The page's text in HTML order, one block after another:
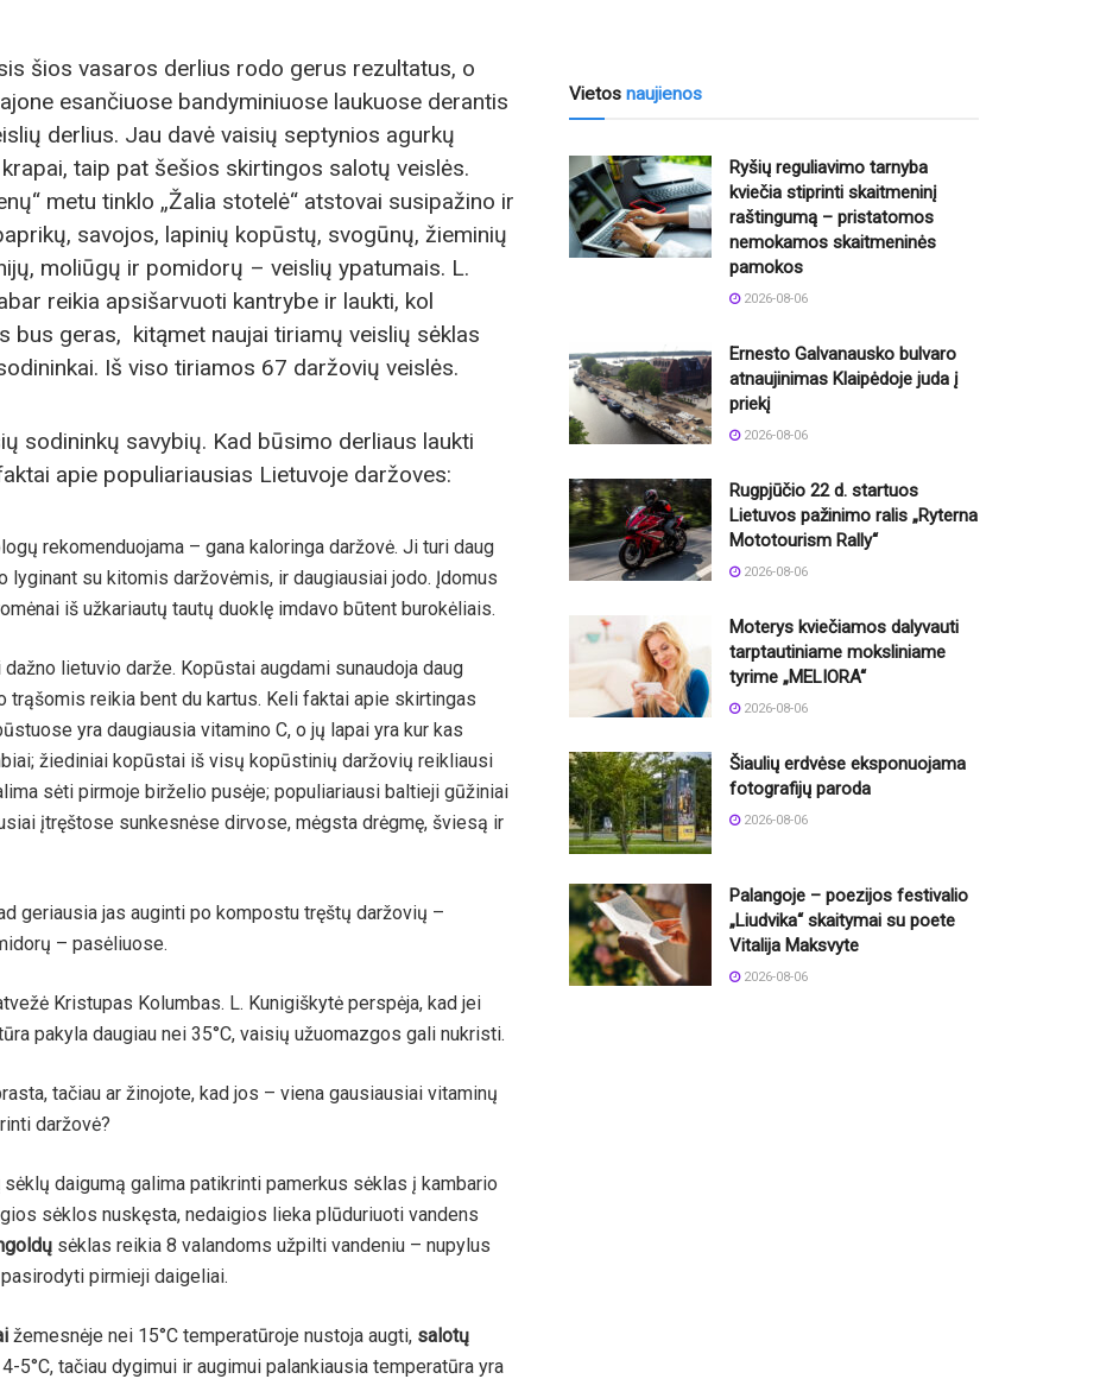
šios vasaros derlius rodo gerus rezultatus, o
esančiuose bandyminiuose laukuose derantis
derlius. Jau davė vaisių septynios agurkų
taip pat šešios skirtingos salotų veislės.
metu tinklo „Žalia stotelė“ atstovai susipažino ir
savojos, lapinių kopūstų, svogūnų, žieminių
moliūgų ir pomidorų – veislių ypatumais. L.
reikia apsišarvuoti kantrybe ir laukti, kol
bus geras, kitąmet naujai tiriamų veislių sėklas
Iš viso tiriamos 67 daržovių veislės.
sodininkų savybių. Kad būsimo derliaus laukti
apie populiariausias Lietuvoje daržoves:
rekomenduojama – gana kaloringa daržovė. Ji turi daug
lyginant su kitomis daržovėmis, ir daugiausiai jodo. Įdomus
iš užkariautų tautų duoklę imdavo būtent burokėliais.
dažno lietuvio darže. Kopūstai augdami sunaudoja daug
trąšomis reikia bent du kartus. Keli faktai apie skirtingas
yra daugiausia vitamino C, o jų lapai yra kur kas
žiediniai kopūstai iš visų kopūstinių daržovių reikliausi
sėti pirmoje birželio pusėje; populiariausi baltieji gūžiniai
įtręštose sunkesnėse dirvose, mėgsta drėgmę, šviesą ir
geriausia jas auginti po kompostu tręštų daržovių –
– pasėliuose.
Kristupas Kolumbas. L. Kunigiškytė perspėja, kad jei
pakyla daugiau nei 35°C, vaisių užuomazgos gali nukristi.
tačiau ar žinojote, kad jos – viena gausiausiai vitaminų
daržovė?
sėklų daigumą galima patikrinti pamerkus sėklas į kambario
sėklos nuskęsta, nedaigios lieka plūduriuoti vandens
sėklas reikia 8 valandoms užpilti vandeniu – nupylus
pirmieji daigeliai.
žemesnėje nei 15°C temperatūroje nustoja augti, salotų
5°С, tačiau dygimui ir augimui palankiausia temperatūra yra
Vietos naujienos
Ryšių reguliavimo tarnyba
kviečia stiprinti skaitmeninį
raštingumą – pristatomos
nemokamos skaitmeninės
pamokos
2026-08-06
Ernesto Galvanausko bulvaro
atnaujinimas Klaipėdoje juda į
priekį
2026-08-06
Rugpjūčio 22 d. startuos
Lietuvos pažinimo ralis „Ryterna
Mototourism Rally“
2026-08-06
Moterys kviečiamos dalyvauti
tarptautiniame moksliniame
tyrime „MELIORA“
2026-08-06
Šiaulių erdvėse eksponuojama
fotografijų paroda
2026-08-06
Palangoje – poezijos festivalio
„Liudvika“ skaitymai su poete
Vitalija Maksvyte
2026-08-06